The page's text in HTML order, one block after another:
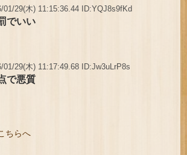
01/29(木) 11:15:36.44 ID:YQJ8s9fKd
でいい
01/29(木) 11:17:49.68 ID:Jw3uLrP8s
で悪質
ちらへ